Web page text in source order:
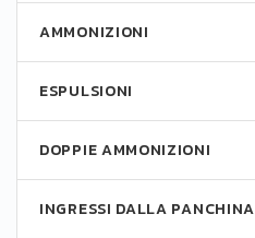
AMMONIZIONI
ESPULSIONI
DOPPIE AMMONIZIONI
INGRESSI DALLA PANCHINA